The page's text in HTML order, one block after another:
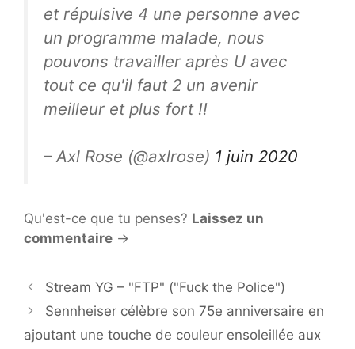
et répulsive 4 une personne avec
un programme malade, nous
pouvons travailler après U avec
tout ce qu'il faut 2 un avenir
meilleur et plus fort !!
– Axl Rose (@axlrose) 1 juin 2020
Qu'est-ce que tu penses? Laissez un
commentaire →
Stream YG – "FTP" ("Fuck the Police")
Sennheiser célèbre son 75e anniversaire en
ajoutant une touche de couleur ensoleillée aux